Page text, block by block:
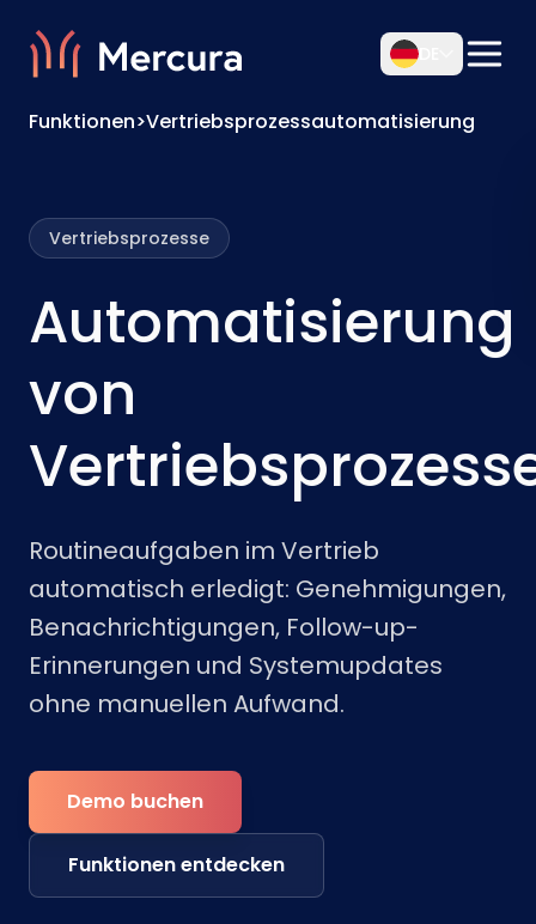
Funktionen>Vertriebsprozessautomatisierung
Vertriebsprozesse
Automatisierung
von
Routineaufgaben im Vertrieb
automatisch erledigt: Genehmigungen,
Benachrichtigungen, Follow-up-
Erinnerungen und Systemupdates
ohne manuellen Aufwand.
Demo buchen
Funktionen entdecken